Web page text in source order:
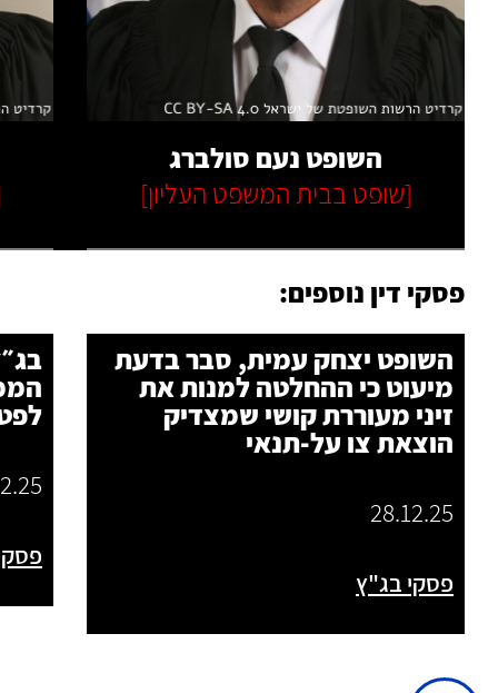
קרא עוד
השופט נעם סולברג
[שופט בבית המשפט העליון]
פסקי דין נוספים:
השופט יצחק עמית, סבר בדעת
מיעוט כי ההחלטה למנות את
זיני מעוררת קושי שמצדיק
הוצאת צו על-תנאי
28.12.25
פסקי בג"ץ